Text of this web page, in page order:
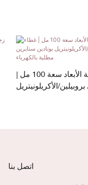
زجاجة عطر مطبوعة ثلاثية الأبعاد سعة 100 مل |
الأكريلونيتريل
اتصل بنا